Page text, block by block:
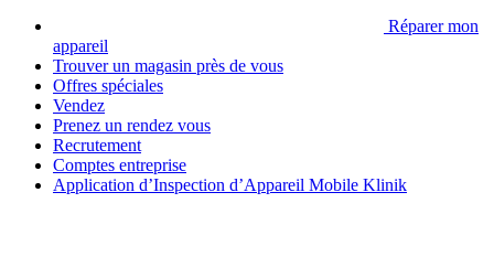
Réparer mon
appareil
Trouver un magasin près de vous
Offres spéciales
Vendez
Prenez un rendez vous
Recrutement
Comptes entreprise
Application d’Inspection d’Appareil Mobile Klinik